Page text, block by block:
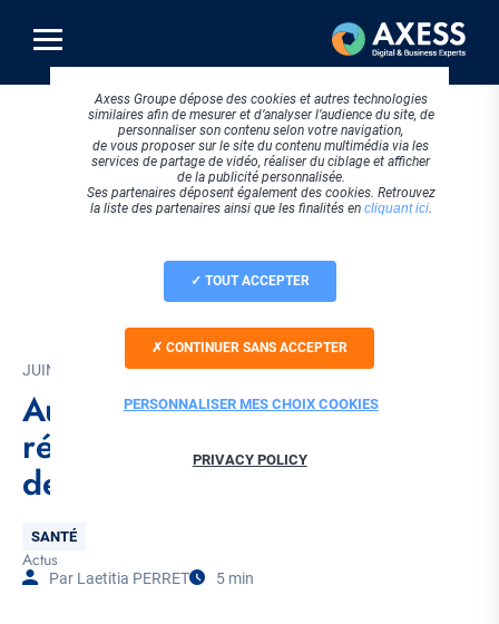
contenu
principal
JUIN 2026
Audio et optique : où en est
réellement la convergence
des deux métiers ?
Thématique
SANTÉ
Tags
Actus
Par Laetitia PERRETTemps5 min
Axess Groupe dépose des cookies et autres technologies
similaires afin de mesurer et d’analyser l’audience du site, de
personnaliser son contenu selon votre navigation,
de vous proposer sur le site du contenu multimédia via les
services de partage de vidéo, réaliser du ciblage et afficher
de la publicité personnalisée.
Ses partenaires déposent également des cookies. Retrouvez
la liste des partenaires ainsi que les finalités en cliquant ici.
TOUT ACCEPTER
CONTINUER SANS ACCEPTER
PERSONNALISER MES CHOIX COOKIES
PRIVACY POLICY